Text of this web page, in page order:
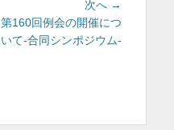
次へ →
第160回例会の開催につ
いて-合同シンポジウム-